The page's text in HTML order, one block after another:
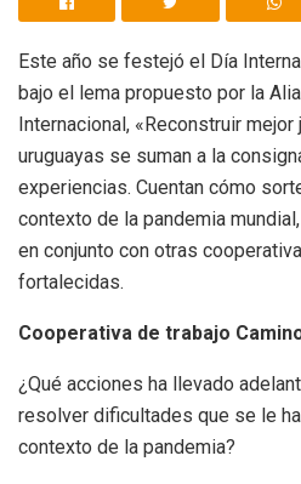
Este año se festejó el Día
bajo el lema propuesto por la
Internacional, «Reconstruir
uruguayas se suman a la
experiencias. Cuentan cómo
contexto de la pandemia
en conjunto con otras
fortalecidas.
Cooperativa de trabajo
¿Qué acciones ha llevado
resolver dificultades que se le
contexto de la pandemia?